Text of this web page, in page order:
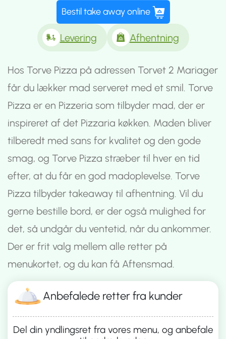
Bestil take away online
Levering Afhentning
Hos Torve Pizza på adressen Torvet 2 Mariager
får du lækker mad serveret med et smil. Torve
Pizza er en Pizzeria som tilbyder mad, der er
inspireret af det Pizzaria køkken. Maden bliver
tilberedt med sans for kvalitet og den gode
smag, og Torve Pizza stræber til hver en tid
efter, at du får en god madoplevelse. Torve
Pizza tilbyder takeaway til afhentning. Vil du
gerne bestille bord, er der også mulighed for
det, så undgår du ventetid, når du ankommer.
Der er frit valg mellem alle retter på
menukortet, og du kan få Aftensmad.
Anbefalede retter fra kunder
Del din yndlingsret fra vores menu, og anbefale